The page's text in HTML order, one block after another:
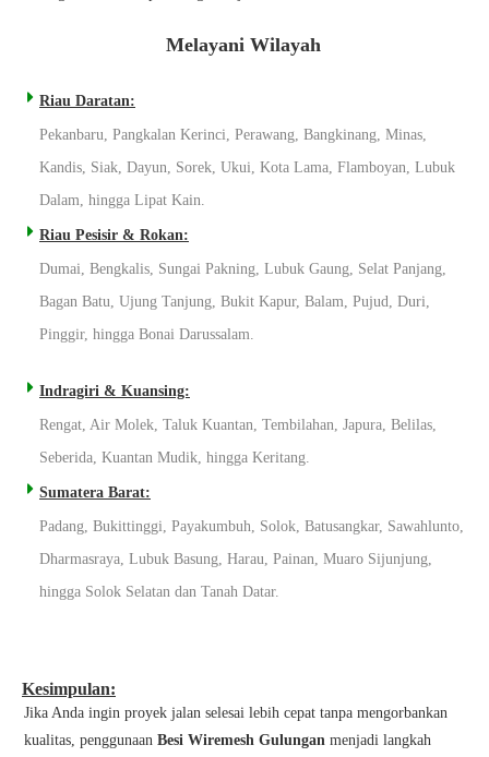
Melayani Wilayah
Riau Daratan:
Pekanbaru, Pangkalan Kerinci, Perawang, Bangkinang, Minas,
Kandis, Siak, Dayun, Sorek, Ukui, Kota Lama, Flamboyan, Lubuk
Dalam, hingga Lipat Kain.
Riau Pesisir & Rokan:
Dumai, Bengkalis, Sungai Pakning, Lubuk Gaung, Selat Panjang,
Bagan Batu, Ujung Tanjung, Bukit Kapur, Balam, Pujud, Duri,
Pinggir, hingga Bonai Darussalam.
Indragiri & Kuansing:
Rengat, Air Molek, Taluk Kuantan, Tembilahan, Japura, Belilas,
Seberida, Kuantan Mudik, hingga Keritang.
Sumatera Barat:
Padang, Bukittinggi, Payakumbuh, Solok, Batusangkar, Sawahlunto,
Dharmasraya, Lubuk Basung, Harau, Painan, Muaro Sijunjung,
hingga Solok Selatan dan Tanah Datar.
Kesimpulan:
Jika Anda ingin proyek jalan selesai lebih cepat tanpa mengorbankan
kualitas, penggunaan Besi Wiremesh Gulungan menjadi langkah